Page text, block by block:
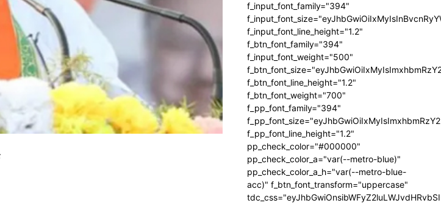
f_input_font_family="394"
f_input_font_line_height="1.2"
f_btn_font_family="394"
f_input_font_weight="500"
f_btn_font_line_height="1.2"
f_btn_font_weight="700"
f_pp_font_family="394"
f_pp_font_line_height="1.2"
pp_check_color="#000000"
pp_check_color_a="var(--metro-blue)"
pp_check_color_a_h="var(--metro-blue-
acc)" f_btn_font_transform="uppercase"